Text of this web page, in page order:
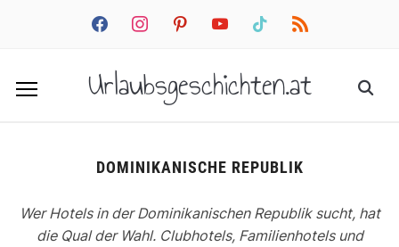
facebookinstagrampinterestyoutube tiktok rss
Urlaubsgeschichten.at
DOMINIKANISCHE REPUBLIK
Wer Hotels in der Dominikanischen Republik sucht, hat
die Qual der Wahl. Clubhotels, Familienhotels und